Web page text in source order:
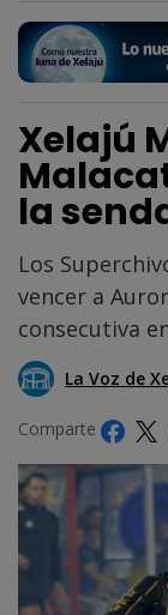
Xelajú
la
Los
vencer a
consecutiva
La Voz de
Comparte